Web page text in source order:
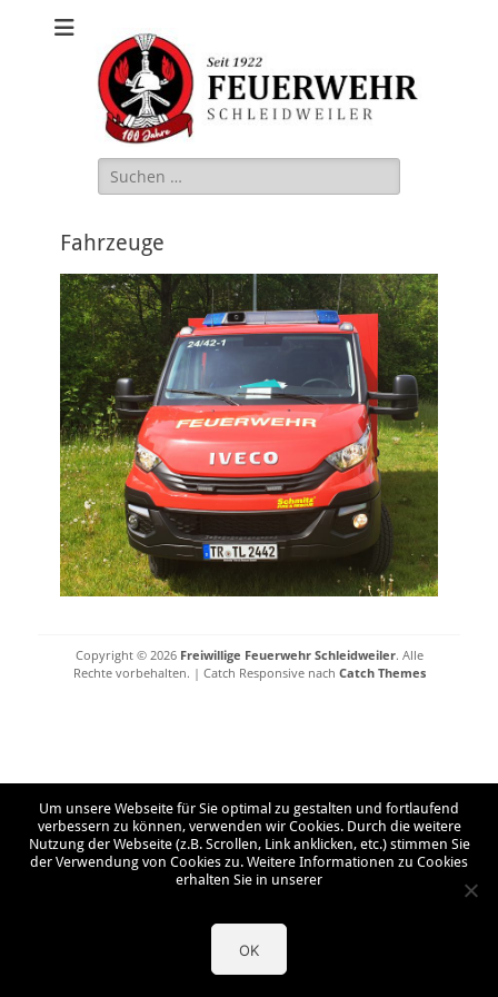
Feuerwehr
Schleidweiler
Suche
nach:
Fahrzeuge
Copyright © 2026 Freiwillige Feuerwehr Schleidweiler. Alle
Rechte vorbehalten. | Catch Responsive nach Catch Themes
Um unsere Webseite für Sie optimal zu gestalten und fortlaufend
verbessern zu können, verwenden wir Cookies. Durch die weitere
Nutzung der Webseite (z.B. Scrollen, Link anklicken, etc.) stimmen Sie
der Verwendung von Cookies zu. Weitere Informationen zu Cookies
erhalten Sie in unserer
OK